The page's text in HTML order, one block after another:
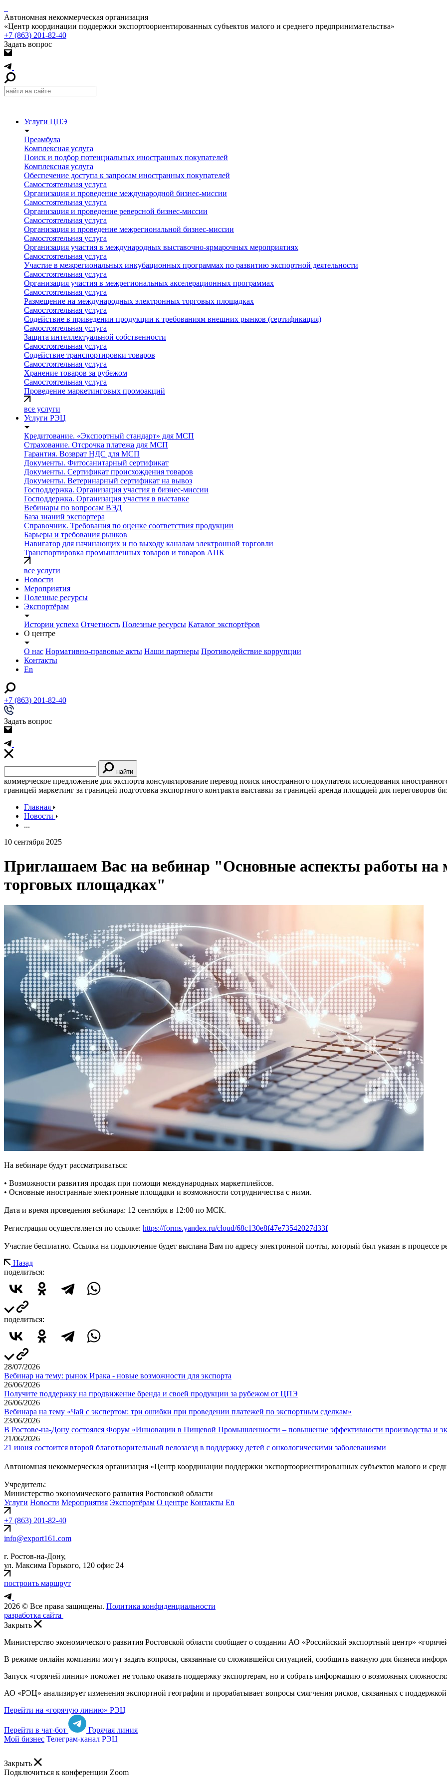
Автономная некоммерческая организация
«Центр координации поддержки экспортоориентированных субъектов малого и среднего предпринимательства»
+7 (863) 201-82-40
Задать вопрос
Услуги ЦПЭ
Преамбула
Комплексная услуга
Поиск и подбор потенциальных иностранных покупателей
Комплексная услуга
Обеспечение доступа к запросам иностранных покупателей
Самостоятельная услуга
Организация и проведение международной бизнес-миссии
Самостоятельная услуга
Организация и проведение реверсной бизнес-миссии
Самостоятельная услуга
Организация и проведение межрегиональной бизнес-миссии
Самостоятельная услуга
Организация участия в международных выставочно-ярмарочных мероприятиях
Самостоятельная услуга
Участие в межрегиональных инкубационных программах по развитию экспортной деятельности
Самостоятельная услуга
Организация участия в межрегиональных акселерационных программах
Самостоятельная услуга
Размещение на международных электронных торговых площадках
Самостоятельная услуга
Содействие в приведении продукции к требованиям внешних рынков (сертификация)
Самостоятельная услуга
Защита интеллектуальной собственности
Самостоятельная услуга
Содействие транспортировки товаров
Самостоятельная услуга
Хранение товаров за рубежом
Самостоятельная услуга
Проведение маркетинговых промоакций
все услуги
Услуги РЭЦ
Кредитование. «Экспортный стандарт» для МСП
Страхование. Отсрочка платежа для МСП
Гарантия. Возврат НДС для МСП
Документы. Фитосанитарный сертификат
Документы. Сертификат происхождения товаров
Документы. Ветеринарный сертификат на вывоз
Господдержка. Организация участия в бизнес-миссии
Господдержка. Организация участия в выставке
Вебинары по вопросам ВЭД
База знаний экспортера
Справочник. Требования по оценке соответствия продукции
Барьеры и требования рынков
Навигатор для начинающих и по выходу каналам электронной торговли
Транспортировка промышленных товаров и товаров АПК
все услуги
Новости
Мероприятия
Полезные ресурсы
Экспортёрам
Истории успеха Отчетность Полезные ресурсы Каталог экспортёров
О центре
О нас Нормативно-правовые акты Наши партнеры Противодействие коррупции
Контакты
En
+7 (863) 201-82-40
Задать вопрос
найти
коммерческое предложение для экспорта консультирование перевод поиск иностранного покупателя исследования
границей маркетинг за границей подготовка экспортного контракта выставки за границей аренда площадей для переговоров
Главная
Новости
...
10 сентября 2025
Приглашаем Вас на вебинар "Основные аспекты работы на
торговых площадках"
На вебинаре будут рассматриваться:
• Возможности развития продаж при помощи международных маркетплейсов.
• Основные иностранные электронные площадки и возможности сотрудничества с ними.
Дата и время проведения вебинара: 12 сентября в 12:00 по МСК.
Регистрация осуществляется по ссылке: https://forms.yandex.ru/cloud/68c130e8f47e73542027d33f
Участие бесплатно. Ссылка на подключение будет выслана Вам по адресу электронной почты, который был указан в процессе
Назад
поделиться:
поделиться:
28/07/2026
Вебинар на тему: рынок Ирака - новые возможности для экспорта
26/06/2026
Получите поддержку на продвижение бренда и своей продукции за рубежом от ЦПЭ
26/06/2026
Вебинара на тему «Чай с экспертом: три ошибки при проведении платежей по экспортным сделкам»
23/06/2026
В Ростове-на-Дону состоялся Форум «Инновации в Пищевой Промышленности – повышение эффективности производства и
21/06/2026
21 июня состоится второй благотворительный велозаезд в поддержку детей с онкологическими заболеваниями
Автономная некоммерческая организация «Центр координации поддержки экспортоориентированных субъектов малого и
Учредитель:
Министерство экономического развития Ростовской области
Услуги Новости Мероприятия Экспортёрам О центре Контакты En
+7 (863) 201-82-40
info@export161.com
г. Ростов-на-Дону,
ул. Максима Горького, 120 офис 24
построить маршрут
2026 © Все права защищены. Политика конфиденциальности
разработка сайта
Закрыть
Министерство экономического развития Ростовской области сообщает о создании АО «Российский экспортный центр»
В режиме онлайн компании могут задать вопросы, связанные со сложившейся ситуацией, сообщить важную для бизнеса
Запуск «горячей линии» поможет не только оказать поддержку экспортерам, но и собрать информацию о возможных
АО «РЭЦ» анализирует изменения экспортной географии и прорабатывает вопросы смягчения рисков, связанных с
Перейти на «горячую линию» РЭЦ
Перейти в чат-бот
Горячая линия
Мой бизнес Телеграм-канал РЭЦ
Закрыть
Подключиться к конференции Zoom